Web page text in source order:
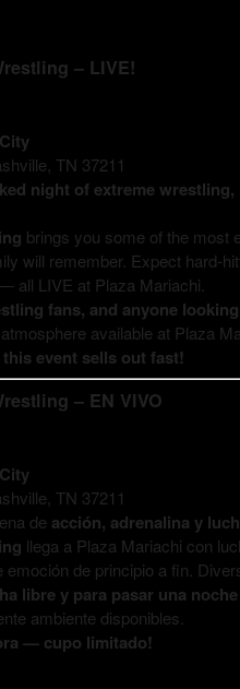
– LIVE!
TN 37211
night of extreme
brings you some of the most
will remember. Expect hard-
all LIVE at Plaza Mariachi.
fans, and anyone
available at Plaza
event sells out fast!
– EN VIVO
TN 37211
de acción, adrenalina y
llega a Plaza Mariachi con
de principio a fin.
libre y para pasar una
ambiente disponibles.
— cupo limitado!